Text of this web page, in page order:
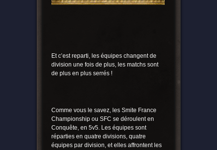
Et c’est reparti, les équipes changent de
division une fois de plus, les matchs sont
de plus en plus serrés !
Comme vous le savez, les Smite France
Championship ou SFC se déroulent en
Conquête, en 5v5. Les équipes sont
réparties en quatre divisions, quatre
équipes par division, et elles affrontent les